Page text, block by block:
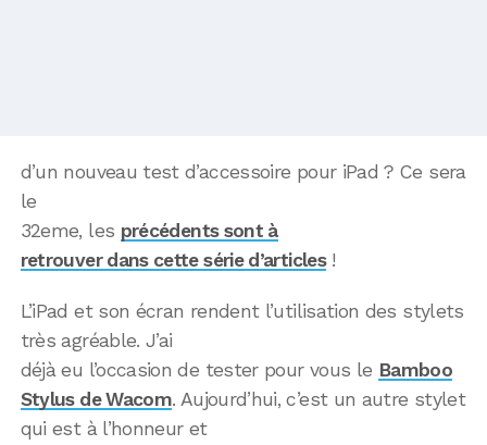
d’un nouveau test d’accessoire pour iPad ? Ce sera
le
32eme, les précédents sont à
retrouver dans cette série d’articles!
L’iPad et son écran rendent l’utilisation des stylets
très agréable. J’ai
déjà eu l’occasion de tester pour vous le Bamboo
Stylus de Wacom. Aujourd’hui, c’est un autre stylet
qui est à l’honneur et